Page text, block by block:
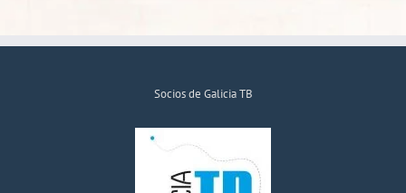
Socios de Galicia TB